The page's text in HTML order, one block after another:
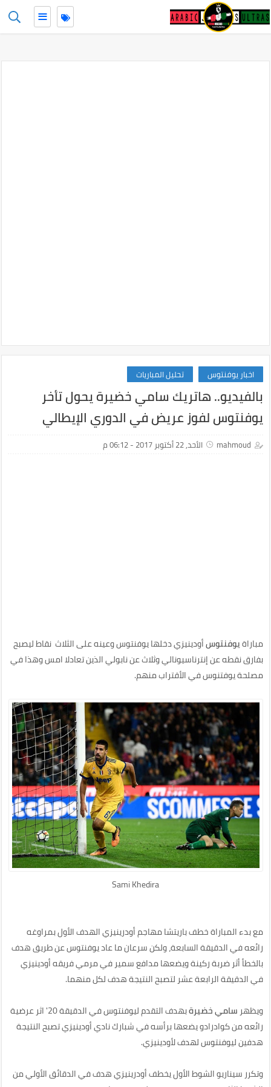
-->
≡
اخبار يوفنتوس تحليل المباريات
بالفيديو.. هاتريك سامي خضيرة يحول تأخر
يوفنتوس لفوز عريض في الدوري الإيطالي
mahmoud الأحد, 22 أكتوبر 2017 - 06:12 م
مباراةيوفنتوسأودينيزي دخلها يوفنتوس وعينه على الثلاث نقاط ليصبح
بفارق نقطه عن إنترناسيونالي وثلاث عن نابولي الذين تعادلا امس وهذا في
مصلحة يوفتنوس في الأقتراب منهم.
Sami Khedira
مع بدء المباراة خطف باريتشا مهاجم أودرينيزي الهدف الأول بمراوغه
رائعه في الدقيقة السابعة، ولكن سرعان ما عاد يوفنتوس عن طريق هدف
بالخطأ أثر ضربة ركينة ويضعها مدافع سمير في مرمي فريقه أودينيزي
في الدقيقة الرابعة عشر لتصبح النتيجة هدف لكل منهما.
ويظهر سامي خضيرة
بهدف التقدم ليوفنتوس في الدقيقة 20' اثر عرضية
رائعه من كوادرادو يضعها برأسه في شبارك نادي أودينيزي تصبح النتيجة
هدفين ليوفنتوس لهدف لأودينيزي.
وتكرر سيناريو الشوط الأول يخطف أودرينيزي هدف في الدقائق الأولي من